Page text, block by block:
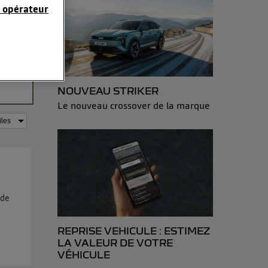
ce
NOUVEAU STRIKER
Le nouveau crossover de la marque
REPRISE VEHICULE : ESTIMEZ
LA VALEUR DE VOTRE
VÉHICULE
opérateur
en
IP